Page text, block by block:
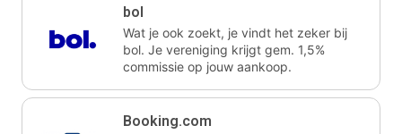
bol
Wat je ook zoekt, je vindt het zeker bij
bol. Je vereniging krijgt gem. 1,5%
commissie op jouw aankoop.
Booking.com